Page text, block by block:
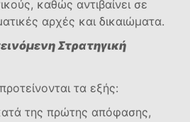
καθώς αντιβαίνει σε
αρχές και δικαιώματα.
Στρατηγική
τα εξής:
της πρώτης απόφασης,